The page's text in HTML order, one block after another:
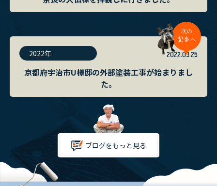
2022年 2022.03.25
京都府宇治市U様邸の外部塗装工事が始まりまし
た。
ブログをもっと見る